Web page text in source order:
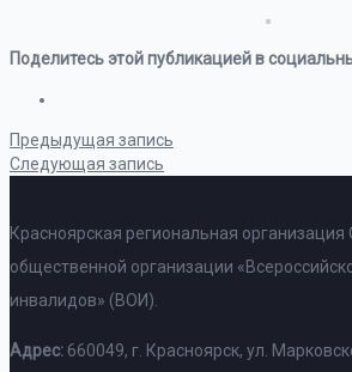
Поделитесь этой публикацией в
Предыдущая запись
Следующая запись
Красноярская региональная
общественной организации
инвалидов» (ВОИ).
Адрес: 660049, г. Красноярск, ул.